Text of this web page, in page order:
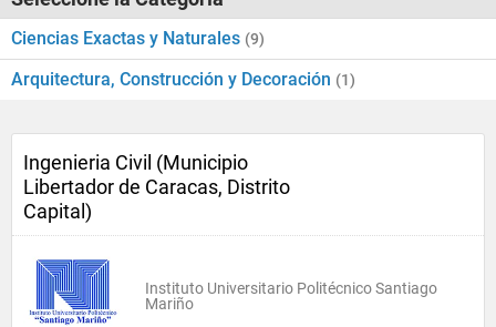
Ciencias Exactas y Naturales (9)
Arquitectura, Construcción y Decoración (1)
Ingenieria Civil (Municipio
Libertador de Caracas, Distrito
Capital)
Instituto Universitario Politécnico Santiago
Mariño